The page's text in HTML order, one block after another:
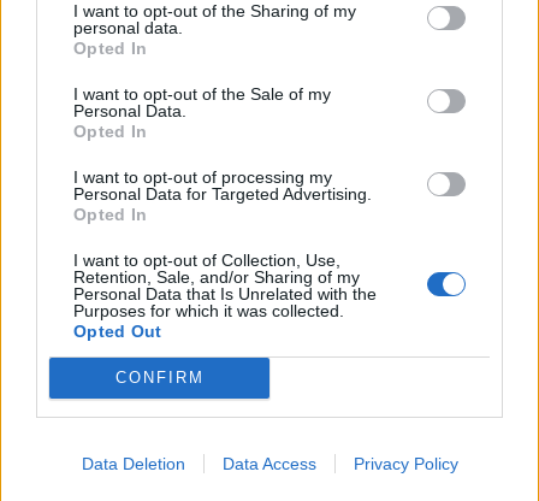
I want to opt-out of the Sharing of my
personal data.
Opted In
I want to opt-out of the Sale of my
Personal Data.
Opted In
I want to opt-out of processing my
Personal Data for Targeted Advertising.
Opted In
I want to opt-out of Collection, Use,
Retention, Sale, and/or Sharing of my
Personal Data that Is Unrelated with the
Purposes for which it was collected.
Opted Out
CONFIRM
Data Deletion Data Access Privacy Policy
Kristallfälle
Tiki-
4-er Feld
Wilde Wiese
Waldlichtung
Schatzinsel
Zuletzt bearbeitet von Moderator:
15 Juli 2021
19 Juni 2019
Board Administrator